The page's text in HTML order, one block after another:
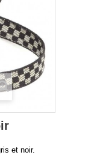
et noir.